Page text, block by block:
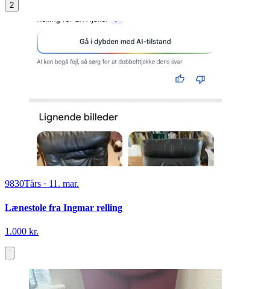
2
9830Tårs · 11. mar.
Lænestole fra Ingmar relling
1.000 kr.